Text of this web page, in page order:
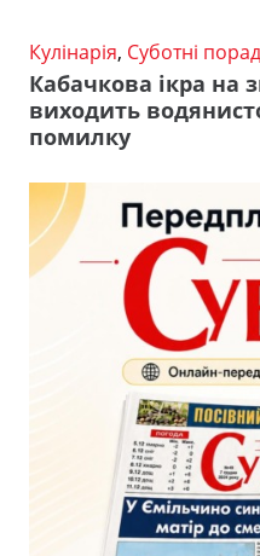
Кулінарія, Суботні
Кабачкова ікра на
виходить
помилку